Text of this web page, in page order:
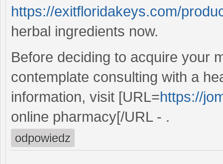
https://exitfloridakeys.com/
herbal ingredients now.
Before deciding to acquire your
contemplate consulting with a
information, visit [URL=https://
online pharmacy[/URL - .
odpowiedz